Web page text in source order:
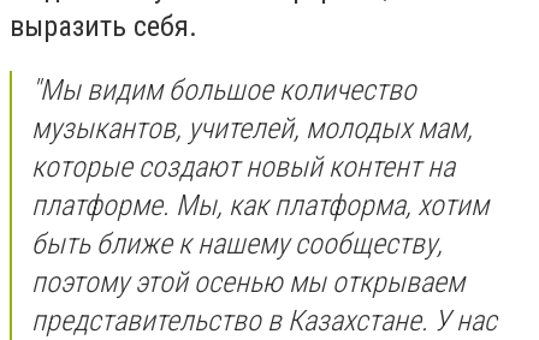
выразить себя.
"Мы видим большое количество
музыкантов, учителей, молодых мам,
которые создают новый контент на
платформе. Мы, как платформа, хотим
быть ближе к нашему сообществу,
поэтому этой осенью мы открываем
представительство в Казахстане. У нас